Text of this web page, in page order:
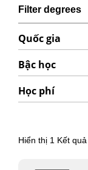
Filter degrees
Quốc gia
Bậc học
Học phí
Hiển thị 1 Kết quả